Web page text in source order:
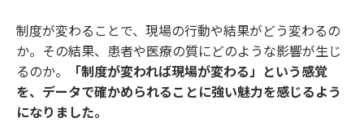
制度が変わることで、現場の行動や結果がどう変わるの
か。その結果、患者や医療の質にどのような影響が生じ
るのか。
「制度が変われば現場が変わる」という感覚
を、データで確かめられることに強い魅力を感じるよう
になりました。